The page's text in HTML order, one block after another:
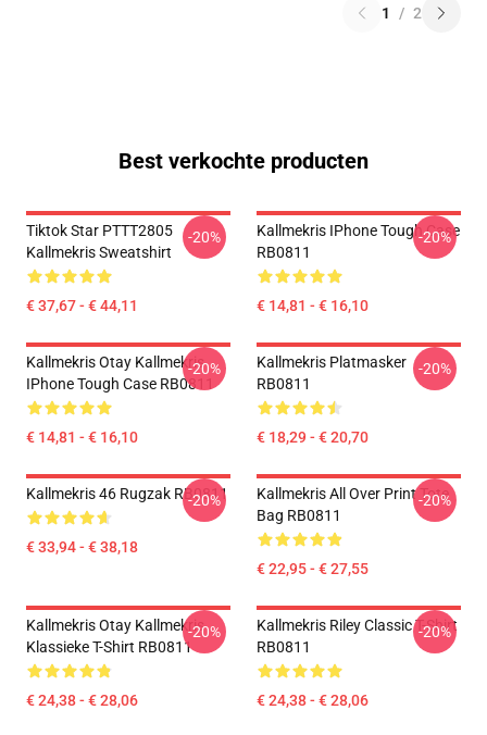
1 / 2
Best verkochte producten
Tiktok Star PTTT2805
Kallmekris Sweatshirt
€ 37,67 - € 44,11
-20%
Kallmekris IPhone Tough Case
RB0811
€ 14,81 - € 16,10
-20%
Kallmekris Otay Kallmekris
IPhone Tough Case RB0811
€ 14,81 - € 16,10
-20%
Kallmekris Platmasker
RB0811
€ 18,29 - € 20,70
-20%
Kallmekris 46 Rugzak RB0811
€ 33,94 - € 38,18
-20%
Kallmekris All Over Print Tote
Bag RB0811
€ 22,95 - € 27,55
-20%
Kallmekris Otay Kallmekris
Klassieke T-Shirt RB0811
€ 24,38 - € 28,06
-20%
Kallmekris Riley Classic T-Shirt
RB0811
€ 24,38 - € 28,06
-20%